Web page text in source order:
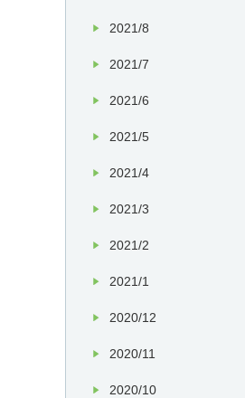
2021/8
2021/7
2021/6
2021/5
2021/4
2021/3
2021/2
2021/1
2020/12
2020/11
2020/10